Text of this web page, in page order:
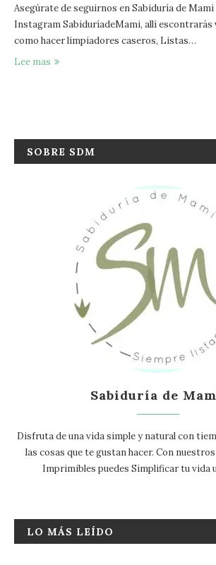
Asegúrate de seguirnos en Sabiduría de Mami
Instagram SabiduríadeMami, allí escontrarás
como hacer limpiadores caseros, Listas…
Lee mas
SOBRE SDM
Sabiduría de
Disfruta de una vida simple y natural con
las cosas que te gustan hacer. Con
Imprimibles puedes Simplificar tu vida
LO MÁS LEÍDO